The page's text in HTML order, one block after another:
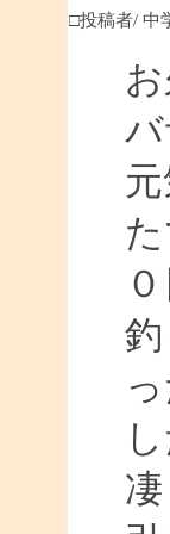
□投稿者/ 中
バ
凄